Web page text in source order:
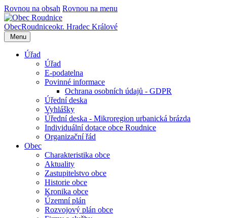
Rovnou na obsah Rovnou na menu
ObecRoudniceokr. Hradec Králové
Menu
Úřad
Úřad
E-podatelna
Povinné informace
Ochrana osobních údajů - GDPR
Úřední deska
Vyhlášky
Úřední deska - Mikroregion urbanická brázda
Individuální dotace obce Roudnice
Organizační řád
Obec
Charakteristika obce
Aktuality
Zastupitelstvo obce
Historie obce
Kronika obce
Územní plán
Rozvojový plán obce